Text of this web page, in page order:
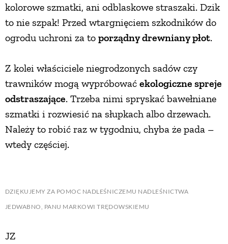
kolorowe szmatki, ani odblaskowe straszaki. Dzik
to nie szpak! Przed wtargnięciem szkodników do
ogrodu uchroni za to porządny drewniany płot.
Z kolei właściciele niegrodzonych sadów czy
trawników mogą wypróbować ekologiczne spreje
odstraszające. Trzeba nimi spryskać bawełniane
szmatki i rozwiesić na słupkach albo drzewach.
Należy to robić raz w tygodniu, chyba że pada –
wtedy częściej.
DZIĘKUJEMY ZA POMOC NADLEŚNICZEMU NADLEŚNICTWA
JEDWABNO, PANU MARKOWI TRĘDOWSKIEMU
JZ